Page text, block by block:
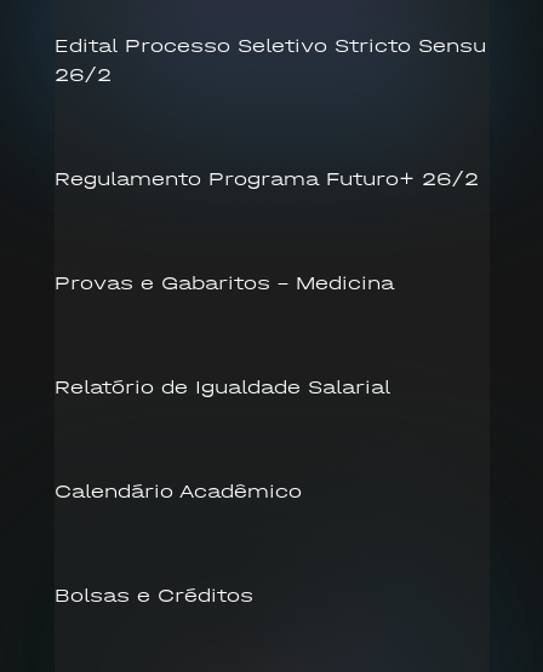
Edital Processo Seletivo Stricto Sensu
26/2
Regulamento Programa Futuro+ 26/2
Provas e Gabaritos – Medicina
Relatório de Igualdade Salarial
Calendário Acadêmico
Bolsas e Créditos